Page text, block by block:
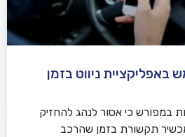
ניווט בזמן
במפורש כי אסור לנהג להחזיק
מכשיר תקשורת בזמן שהרכב